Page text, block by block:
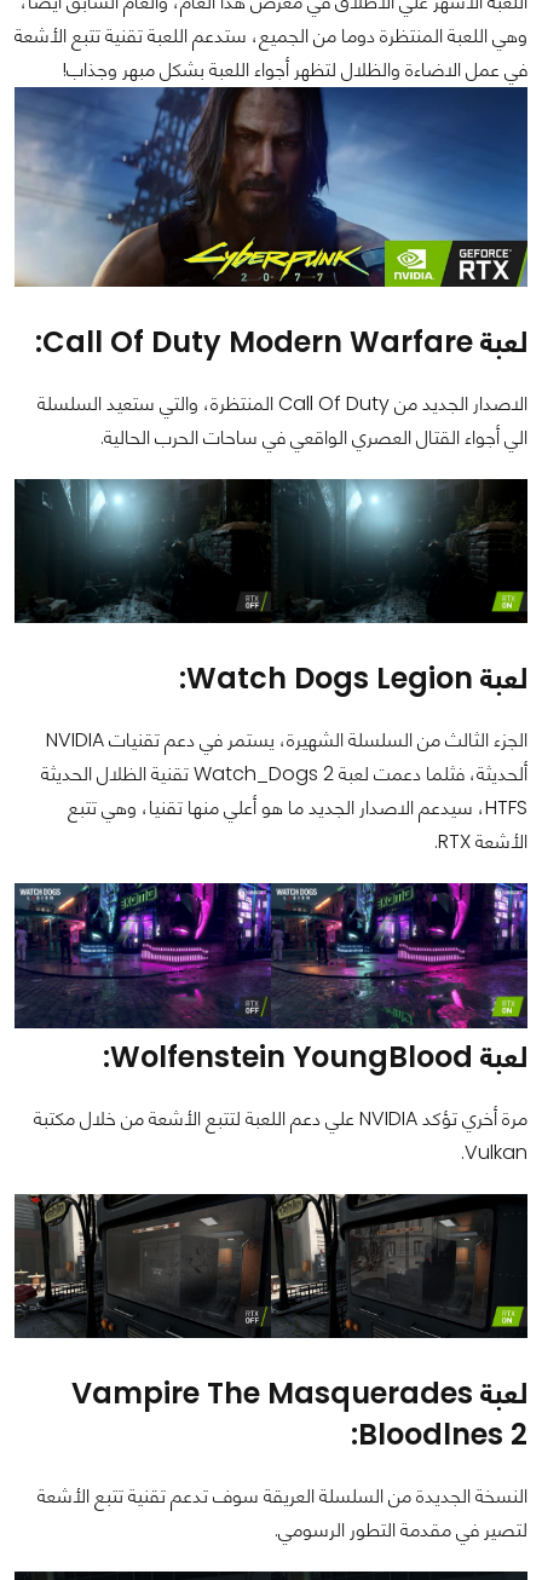
وهي اللعبة المنتظرة دوما من الجميع، ستدعم اللعبة تقنية تتبع الأشعة
في عمل الاضاءة والظلال لتظهر أجواء اللعبة بشكل مبهر وجذاب!
لعبة Call Of Duty Modern Warfare:
الاصدار الجديد من Call Of Duty المنتظرة، والتي ستعيد السلسلة
الي أجواء القتال العصري الواقعي في ساحات الحرب الحالية.
لعبة Watch Dogs Legion:
الجزء الثالث من السلسلة الشهيرة، يستمر في دعم تقنيات NVIDIA
ألحديثة، فثلما دعمت لعبة Watch_Dogs 2 تقنية الظلال الحديثة
HTFS، سيدعم الاصدار الجديد ما هو أعلي منها تقنيا، وهي تتبع
الأشعة RTX.
لعبة Wolfenstein YoungBlood:
مرة أخري تؤكد NVIDIA علي دعم اللعبة لتتبع الأشعة من خلال مكتبة
Vulkan.
لعبة Vampire The Masquerades
Bloodlnes 2:
النسخة الجديدة من السلسلة العريقة سوف تدعم تقنية تتبع الأشعة
لتصير في مقدمة التطور الرسومي.